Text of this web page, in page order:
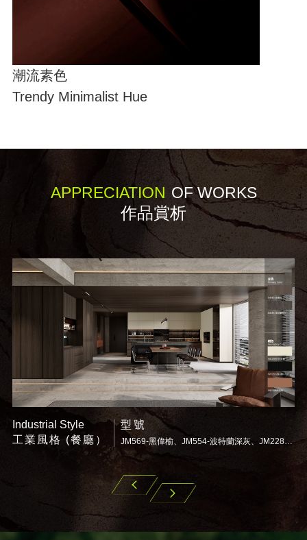
潮流素色
Trendy Minimalist Hue
APPRECIATION OF WORKS
作品賞析
Nordic Style
北歐風格 (卧室）
型號